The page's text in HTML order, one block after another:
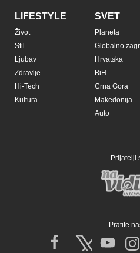
LIFESTYLE
Život
Stil
Ljubav
Zdravlje
Hi-Tech
Kultura
SVET
Planeta
Globalno
Hrvatska
BiH
Crna Gora
Makedonija
Auto
Prijatelji
Pratite